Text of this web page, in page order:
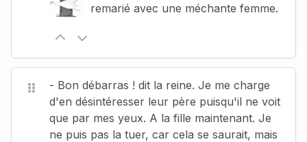
remarié avec une méchante femme.
- Bon débarras ! dit la reine. Je me charge
d'en désintéresser leur père puisqu'il ne voit
que par mes yeux. A la fille maintenant. Je
ne puis pas la tuer, car cela se saurait, mais